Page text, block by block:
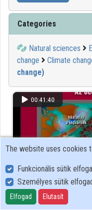
Categories
Natural sciences
change
Climate
change)
00:41:40
The website uses cookies
Funkcionális sütik
Személyes sütik
Elfogad Elutasít